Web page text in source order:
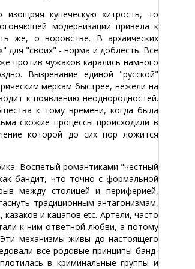
купеческую хитрость, то
модернизации привела к
же, о воровстве. В архаических
для "своих" - норма и доблесть. Все
против чужаков карались намного
Вызревание единой "русской"
меркам быстрее, нежели на
к появлению неоднородностей.
к тому времени, когда была
схожие процессы происходили в
которой до сих пор ложится
Воспетый романтиками "честный
бандит, что точно с формальной
между столицей и периферией,
традиционным антагонизмам,
и кацапов etc. Артели, часто
к ним ответной любви, а потому
механизмы живы до настоящего
все родовые принципы банд-
в криминальные группы и